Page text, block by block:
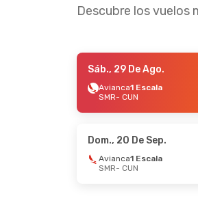
Descubre los vuelos
- Dom., 27 De Sep.
1 Escala
- Mar., 6 De Oct.
Sáb., 29 De Ago.
Avianca1 Escala
SMR- CUN
Dom., 20 De Sep.
Avianca1 Escala
SMR- CUN